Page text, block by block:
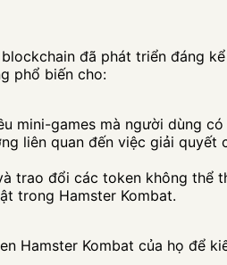
đã phát triển đáng
phổ biến cho:
mini-games mà người dùng
liên quan đến việc giải quyết
trao đổi các token không thể
trong Hamster Kombat.
Hamster Kombat của họ để